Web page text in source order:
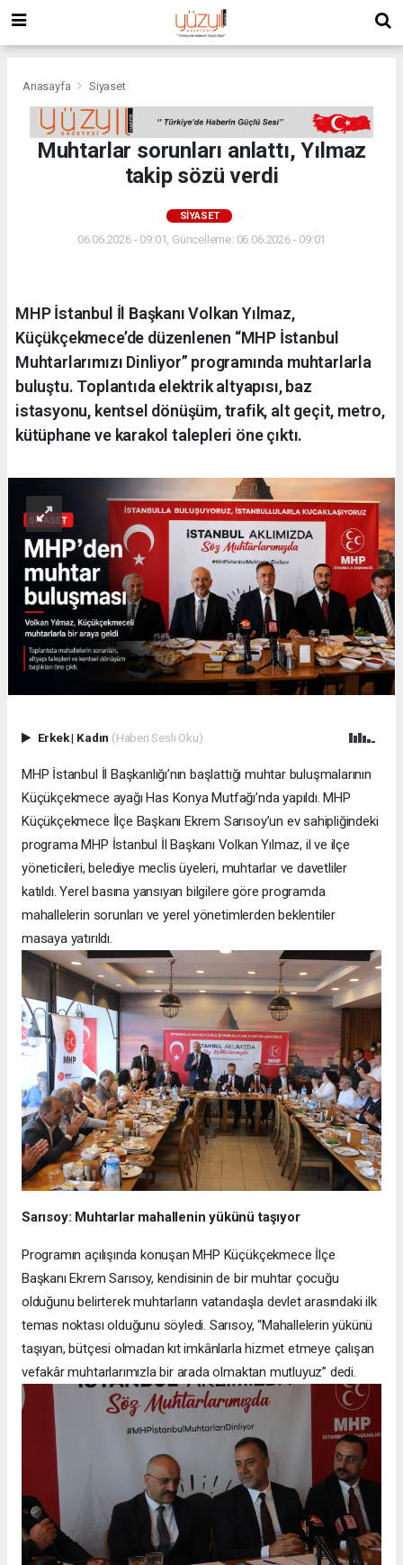
Anasayfa Siyaset
Muhtarlar sorunları anlattı, Yılmaz
takip sözü verdi
SIYASET
06.06.2026 - 09:01, Güncelleme: 06.06.2026 - 09:01
MHP İstanbul İl Başkanı Volkan Yılmaz,
Küçükçekmece’de düzenlenen “MHP İstanbul
Muhtarlarımızı Dinliyor” programında muhtarlarla
buluştu. Toplantıda elektrik altyapısı, baz
istasyonu, kentsel dönüşüm, trafik, alt geçit, metro,
kütüphane ve karakol talepleri öne çıktı.
Erkek| Kadın (Haberi Sesli Oku)
MHP İstanbul İl Başkanlığı’nın başlattığı muhtar buluşmalarının
Küçükçekmece ayağı Has Konya Mutfağı’nda yapıldı. MHP
Küçükçekmece İlçe Başkanı Ekrem Sarısoy’un ev sahipliğindeki
programa MHP İstanbul İl Başkanı Volkan Yılmaz, il ve ilçe
yöneticileri, belediye meclis üyeleri, muhtarlar ve davetliler
katıldı. Yerel basına yansıyan bilgilere göre programda
mahallelerin sorunları ve yerel yönetimlerden beklentiler
masaya yatırıldı.
Sarısoy: Muhtarlar mahallenin yükünü taşıyor
Programın açılışında konuşan MHP Küçükçekmece İlçe
Başkanı Ekrem Sarısoy, kendisinin de bir muhtar çocuğu
olduğunu belirterek muhtarların vatandaşla devlet arasındaki ilk
temas noktası olduğunu söyledi. Sarısoy, “Mahallelerin yükünü
taşıyan, bütçesi olmadan kıt imkânlarla hizmet etmeye çalışan
vefakâr muhtarlarımızla bir arada olmaktan mutluyuz” dedi.